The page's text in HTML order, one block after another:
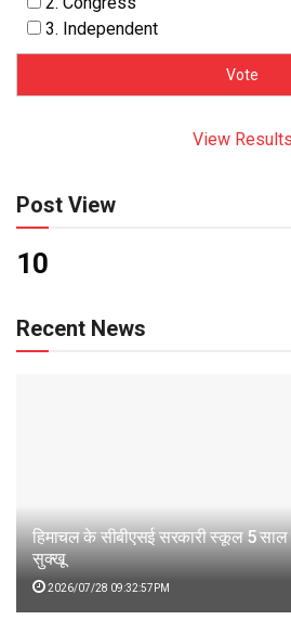
3. Independent
View Results
Post View
10
Recent News
हिमाचल के सीबीएसई सरकारी स्कूल 5 साल
सुक्खू
2026/07/28 09:32:57PM